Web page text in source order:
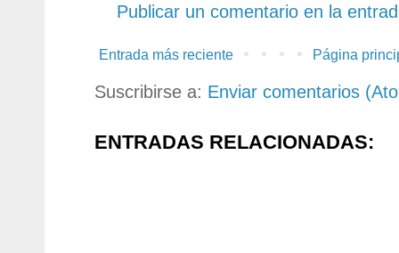
Publicar un comentario en la
Entrada más reciente Página
Suscribirse a: Enviar comentarios
ENTRADAS RELACIONADAS: